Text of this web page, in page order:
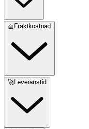
🧺Fraktkostnad
🚀Leveranstid